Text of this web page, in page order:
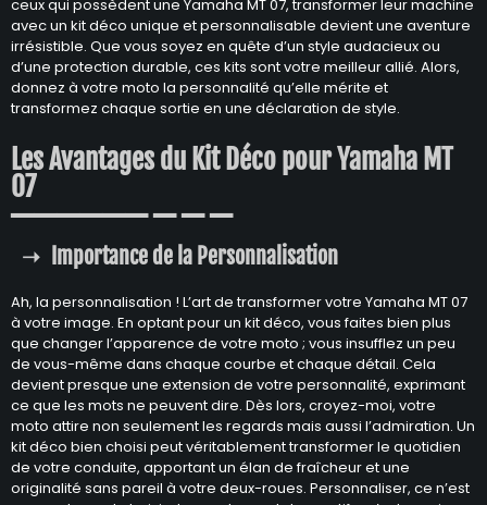
ceux qui possèdent une Yamaha MT 07, transformer leur machine
avec un kit déco unique et personnalisable devient une aventure
irrésistible. Que vous soyez en quête d’un style audacieux ou
d’une protection durable, ces kits sont votre meilleur allié. Alors,
donnez à votre moto la personnalité qu’elle mérite et
transformez chaque sortie en une déclaration de style.
Les Avantages du Kit Déco pour Yamaha MT
07
Importance de la Personnalisation
Ah, la personnalisation ! L’art de transformer votre Yamaha MT 07
à votre image. En optant pour un kit déco, vous faites bien plus
que changer l’apparence de votre moto ; vous insufflez un peu
de vous-même dans chaque courbe et chaque détail. Cela
devient presque une extension de votre personnalité, exprimant
ce que les mots ne peuvent dire. Dès lors, croyez-moi, votre
moto attire non seulement les regards mais aussi l’admiration. Un
kit déco bien choisi peut véritablement transformer le quotidien
de votre conduite, apportant un élan de fraîcheur et une
originalité sans pareil à votre deux-roues. Personnaliser, ce n’est